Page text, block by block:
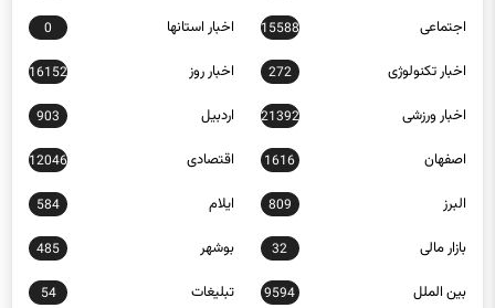
آذربایجان شرقی 1487 آذربایجان غربی 1357
اجتماعی 15588 اخبار استانها 0
اخبار تکنولوژی 272 اخبار روز 16152
اخبار ورزشی 21392 اردبیل 903
اصفهان 1616 اقتصادی 12046
البرز 809
584
بازار مالی 32 بوشهر 485